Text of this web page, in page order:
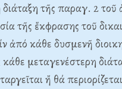
τῆς παραγ. 2 τοῦ
τῆς ἔκφρασης τοῦ
ἀπό κάθε δυσμενῆ
μεταγενέστερη
ἤ θά